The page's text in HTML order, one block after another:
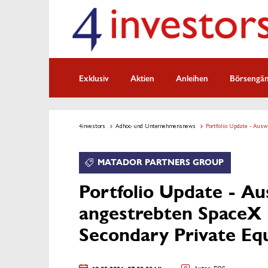
Exklusiv Aktien Anleihen
4investors Adhoc- und Unternehmensnews Portfolio Update -
MATADOR PARTNERS GROUP
Portfolio Update -
angestrebten
Secondary Private